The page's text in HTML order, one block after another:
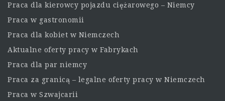
Praca dla kierowcy pojazdu ciężarowego – Niemcy
Praca w gastronomii
Praca dla kobiet w Niemczech
Aktualne oferty pracy w Fabrykach
Praca dla par niemcy
Praca za granicą – legalne oferty pracy w Niemczech
Praca w Szwajcarii